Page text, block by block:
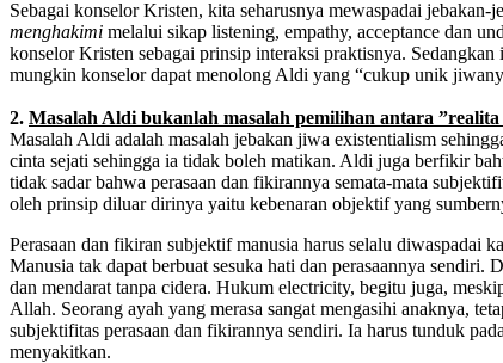
Sebagai konselor Kristen, kita seharusnya mewaspadai
menghakimi melalui sikap listening, empathy, acceptance dan
konselor Kristen sebagai prinsip interaksi praktisnya.
mungkin konselor dapat menolong Aldi yang “cukup unik
2. Masalah Aldi bukanlah masalah pemilihan antara
Masalah Aldi adalah masalah jebakan jiwa existentialism
cinta sejati sehingga ia tidak boleh matikan. Aldi juga berfikir
tidak sadar bahwa perasaan dan fikirannya semata-mata
oleh prinsip diluar dirinya yaitu kebenaran objektif yang
Perasaan dan fikiran subjektif manusia harus selalu diwaspadai
Manusia tak dapat berbuat sesuka hati dan perasaannya
dan mendarat tanpa cidera. Hukum electricity, begitu juga,
Allah. Seorang ayah yang merasa sangat mengasihi anaknya,
subjektifitas perasaan dan fikirannya sendiri. Ia harus tunduk
menyakitkan.